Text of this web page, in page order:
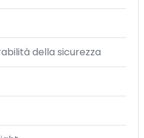
della sicurezza